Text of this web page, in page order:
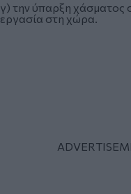
γ) την ύπαρξη χάσματος
εργασία στη χώρα.